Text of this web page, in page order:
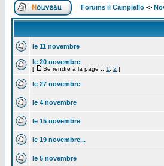
Forums il Campiello ->
le 11 novembre
le 20 novembre
[ Se rendre à la page :: 1 2 ]
le 27 novembre
le 4 novembre
le 15 novembre
le 19 novembre...
le 5 novembre